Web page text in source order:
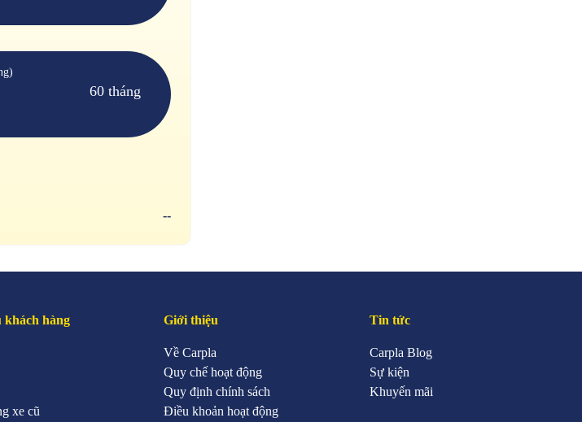
60 tháng
--
khách hàng
xe cũ
Giới thiệu
Về Carpla
Quy chế hoạt động
Quy định chính sách
Điều khoản hoạt động
Tin tức
Carpla Blog
Sự kiện
Khuyến mãi